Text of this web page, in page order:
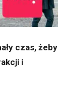
czas, żeby
i